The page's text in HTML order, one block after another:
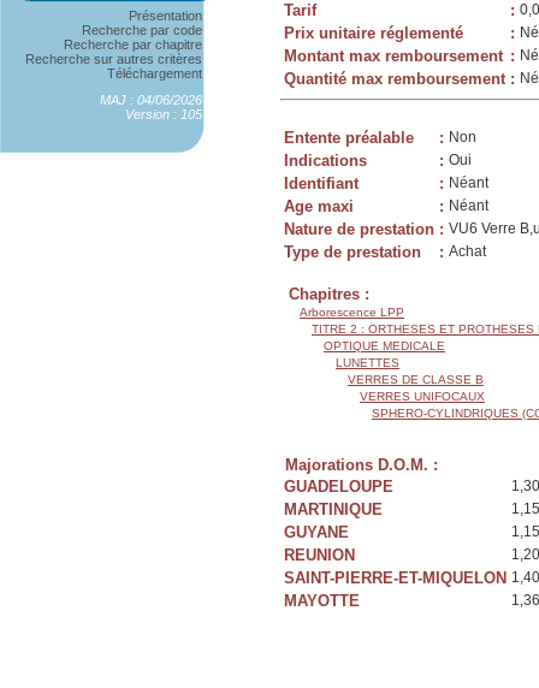
Présentation
Recherche par code
Recherche par chapitre
Recherche sur autres critères
Téléchargement
MAJ : 04/06/2026
Version : 105
Tarif :
Prix unitaire réglementé :
Montant max remboursement :
Quantité max remboursement :
Entente préalable : Non
Indications : Oui
Identifiant : Néant
Age maxi : Néant
Nature de prestation : VU6 Verre
Type de prestation : Achat
Chapitres :
Arborescence LPP
TITRE 2 : ORTHESES ET PROTHESES
OPTIQUE MEDICALE
LUNETTES
VERRES DE CLASSE B
VERRES UNIFOCAUX
SPHERO-CYLINDRIQUES
Majorations D.O.M. :
GUADELOUPE
MARTINIQUE
GUYANE
REUNION
SAINT-PIERRE-ET-MIQUELON
MAYOTTE